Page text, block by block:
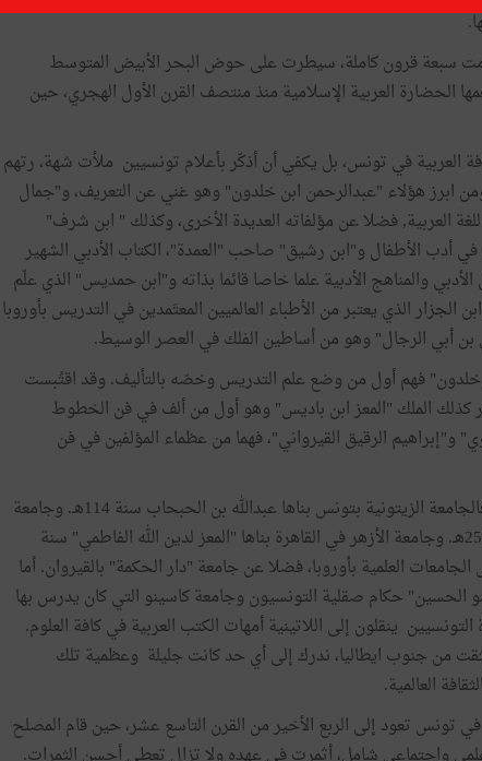
سبعة قرون كاملة، سيطرت على حوض البحر الأبيض المتوسط
العربية الإسلامية منذ منتصف القرن الأول الهجري، حين
العربية في تونس، بل يكفي أن أذكّر بأعلام تونسيين ملأت شهة، رتهم
ومن ابرز هؤلاء "عبدالرحمن ابن خلدون" وهو غني عن التعريف، و"جمال
العربية, فضلا عن مؤلفاته العديدة الأخرى، وكذلك " ابن شرف"
أدب الأطفال و"ابن رشيق" صاحب "العمدة"، الكتاب الأدبي الشهير
والمناهج الأدبية علما خاصا قائما بذاته و"ابن حمديس" الذي علّم
الجزار الذي يعتبر من الأطباء العالميين المعتَمدين في التدريس بأوروبا
بن أبي الرجال" وهو من أساطين الفلك في العصر الوسيط.
فهم أول من وضع علم التدريس وخصّه بالتأليف. وقد اقتُبست
كذلك الملك "المعز ابن باديس" وهو أول من ألف في فن الخطوط
و"إبراهيم الرقيق القيرواني"، فهما من عظماء المؤلفين في فن
وقد كان للتونسيين أثر في تأسيس عديد الجامعات، فالجامعة الزيتونية بتونس بناها عبدالله بن الحبحاب سنة 114هـ. وجامعة
القرويين بفاس بنتها الأميرة "فاطمة أم البنين" سنة 255هـ. وجامعة الأزهر في القاهرة بناها "المعز لدين الله الفاطمي" سنة
العلمية بأوروبا، فضلا عن جامعة "دار الحكمة" بالقيروان. أما
الحسين" حكام صقلية التونسيون وجامعة كاسينو التي كان يدرس بها
ينقلون إلى اللاتينية أمهات الكتب العربية في كافة العلوم.
من جنوب ايطاليا، ندرك إلى أي حد كانت جليلة وعظمية تلك
العالمية.
تونس تعود إلى الربع الأخير من القرن التاسع عشر، حين قام المصلح